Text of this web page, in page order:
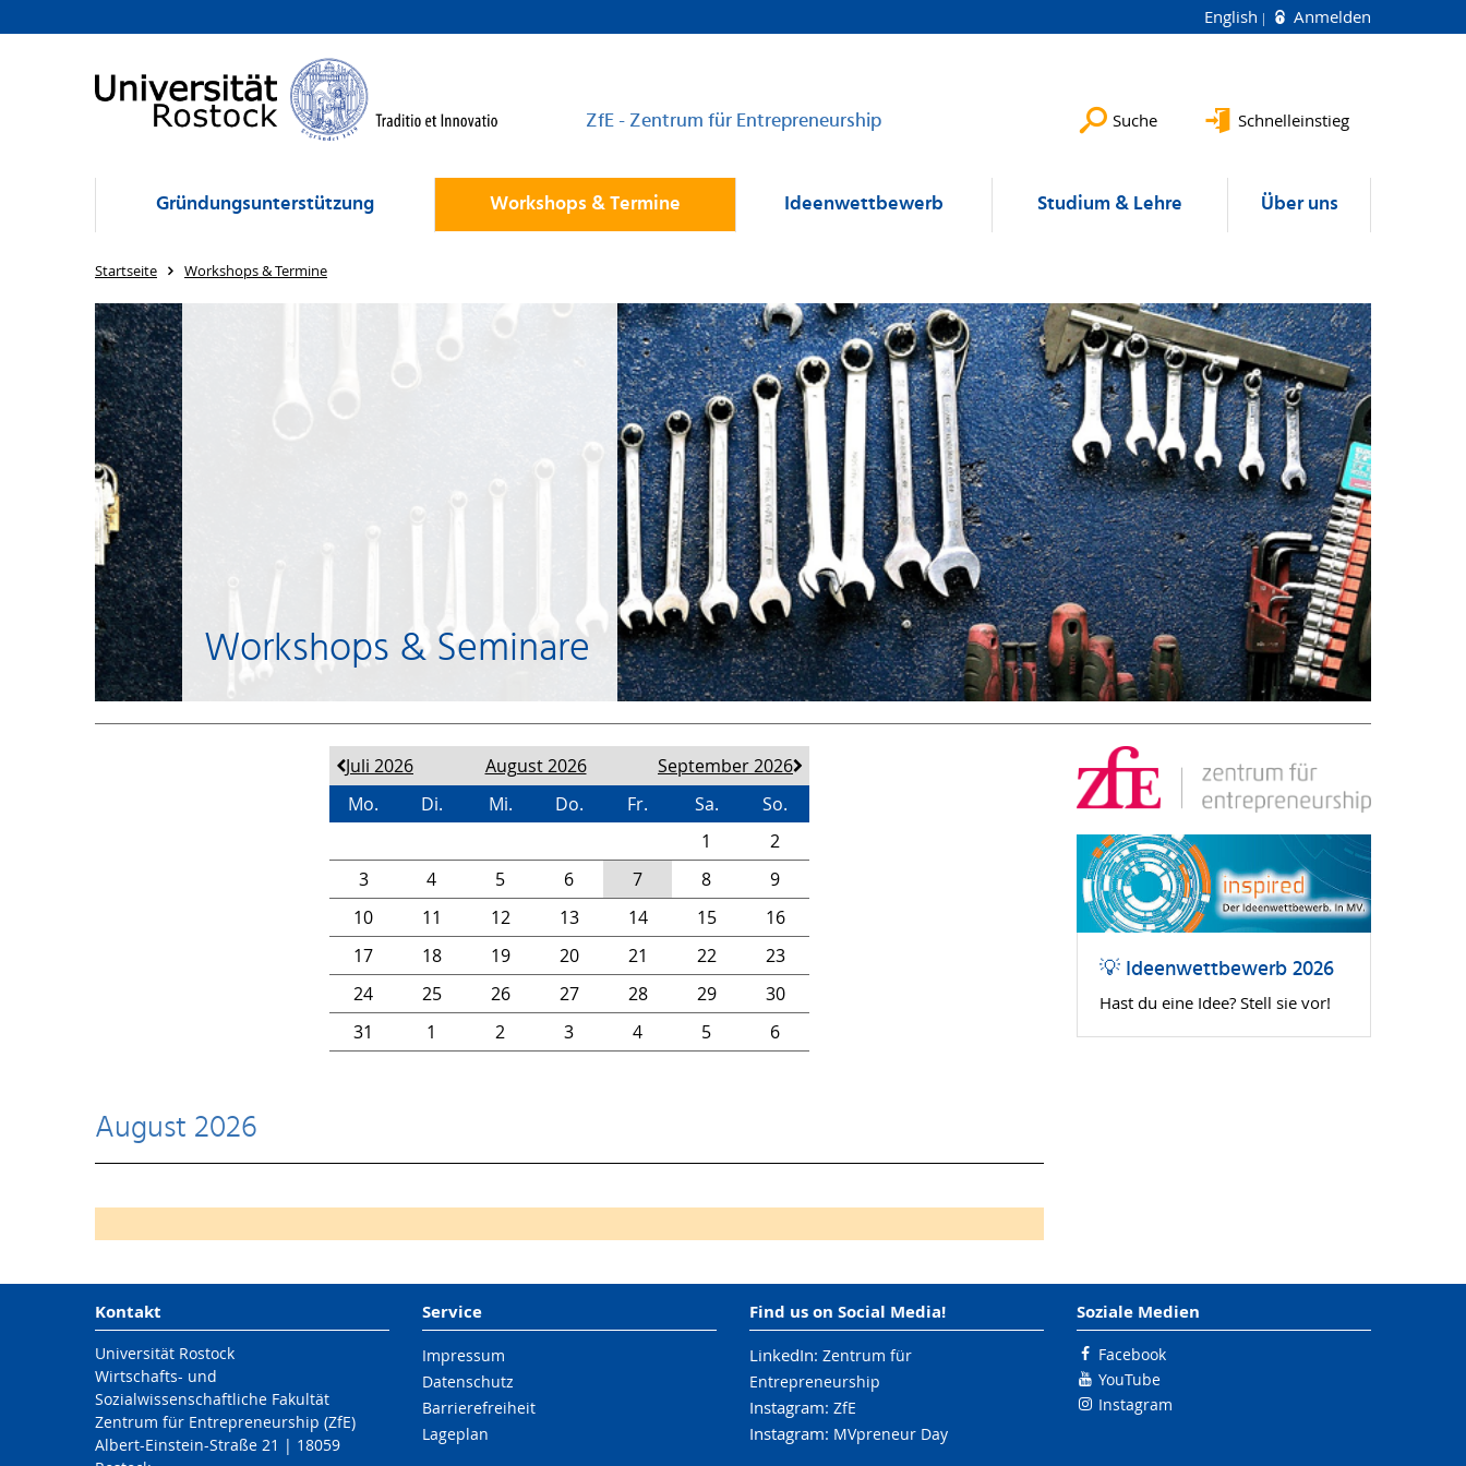
English Anmelden
ZfE - Zentrum für Entrepreneurship Suche Schnelleinstieg
Gründungsunterstützung Workshops & Termine Ideenwettbewerb Studium & Lehre Über uns
Startseite Workshops & Termine
Workshops & Seminare
Juli 2026 August 2026
September 2026
Mo.
Di. Mi. Do. Fr. Sa.
So.
1
2
3
4 5 6 7 8
9
10
11 12 13 14 15
16
17
18 19 20 21 22
23
24
25 26 27 28 29
30
31
1 2 3 4 5 6
August 2026
💡 Ideenwettbewerb 2026
Hast du eine Idee? Stell sie vor!
Kontakt
Universität Rostock
Wirtschafts- und
Sozialwissenschaftliche Fakultät
Zentrum für Entrepreneurship (ZfE)
Albert-Einstein-Straße 21 | 18059
Service
Impressum
Datenschutz
Barrierefreiheit
Lageplan
Find us on Social Media!
LinkedIn: Zentrum für
Entrepreneurship
Instagram: ZfE
Instagram: MVpreneur Day
Soziale Medien
Facebook
YouTube
Instagram